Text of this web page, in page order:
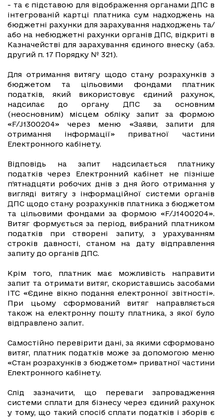
- та є підставою для відображення органами ДПС в
інтегрованій картці платника сум надходжень на
бюджетні рахунки для зарахування надходжень та/
або на небюджетні рахунки органів ДПС, відкриті в
Казначействі для зарахування єдиного внеску (абз.
другий п. 17 Порядку № 321).
Для отримання витягу щодо стану розрахунків з
бюджетом та цільовими фондами платник
податків, який використовує єдиний рахунок,
надсилає до органу ДПС за основним
(неосновним) місцем обліку запит за формою
«F/J1300204» через меню «Заяви, запити для
отримання інформації» приватної частини
Електронного кабінету.
Відповідь на запит надсилається платнику
податків через Електронний кабінет не пізніше
п’ятнадцяти робочих днів з дня його отримання у
вигляді витягу з інформаційної системи органів
ДПС щодо стану розрахунків платника з бюджетом
та цільовими фондами за формою «F/J1400204».
Витяг формується за період, вибраний платником
податків при створені запиту, з урахуванням
строків давності, станом на дату відправлення
запиту до органів ДПС.
Крім того, платник має можливість направити
запит та отримати витяг, скориставшись засобами
ІТС «Єдине вікно подання електронної звітності».
При цьому сформований витяг направляється
також на електронну пошту платника, з якої було
відправлено запит.
Самостійно перевірити дані, за якими сформовано
витяг, платник податків може за допомогою меню
«Стан розрахунків з бюджетом» приватної частини
Електронного кабінету.
Слід зазначити, що переваги запровадження
системи сплати для бізнесу через єдиний рахунок
у тому, що такий спосіб сплати податків і зборів є